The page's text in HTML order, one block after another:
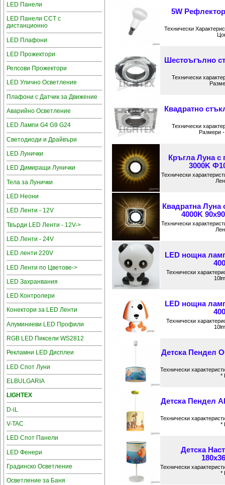
LED Панели
LED Панели CCT с
дистанционно
LED Плафони
LED Прожектори
Релсови Прожектори
LED Улично Осветление
Плафони с Датчик за Движение
Аварийно Осветление
LED Лампи G4 G9 G24
Светодиоди и Драйвъри
LED Лунички
LED Димиращи Лунички
Тела за Лунички
LED Неони
LED Ленти - 12V
Твърди LED Ленти - 12V->
LED Ленти - 24V
LED ленти 220V
LED Ленти по Цветове->
LED Захранвания
LED Контролери
Конектори за LED Ленти
Алуминиеви LED Профили
RGB LED Пиксели WS2812
Рекламни LED Дисплеи
LED Спот Луни
ELBULGARIA
LIGHTEX
D-iL
V-TAC
LED Спот Панели
LED Фенери
Градинско Осветление
Осветление за Баня
5W
Технически
Шестоъгълно
Технически
Квадратно
Технически
Размери
Кръгла Луна с
3000K
Технически
Квадратна Луна
4000K
Технически
LED нощна
Технически
LED нощна
Технически
Детска Пендел
Технически
*
Детска Пендел
Технически
*
Детска
Технически
*